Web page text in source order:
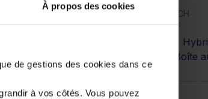
À propos des cookies
de gestions des cookies dans ce
à vos côtés. Vous pouvez
- Boîte
1.5L DM-i PHEV 218CH
COMFORT
100 km - 2026 -
rechargeable - Boîte
34 480€